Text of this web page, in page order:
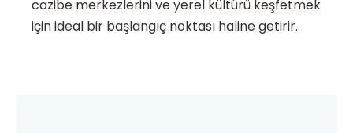
cazibe merkezlerini ve yerel kültürü keşfetmek
için ideal bir başlangıç noktası haline getirir.